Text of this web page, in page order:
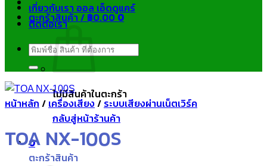
ตะกร้าสินค้า /฿0.000
ไม่มีสินค้าในตะกร้า
กลับสู่หน้าร้านค้า
0
ตะกร้าสินค้า
เกี่ยวกับเรา ออล เอ็ดดูแคร์
ติดต่อเรา
ค้นหา:
หน้าหลัก / เครื่องเสียง/ ระบบเสียงผ่านเน็ตเวิร์ค
TOA NX-100S